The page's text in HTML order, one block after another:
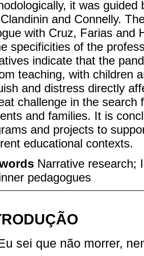
it was
and Connelly.
with Cruz, Farias and
specificities of the
indicate that the
teaching, with children
and distress directly
challenge in the search
and families. It is
and projects to
educational contexts.
Narrative research;
pedagogues
sei que não morrer,